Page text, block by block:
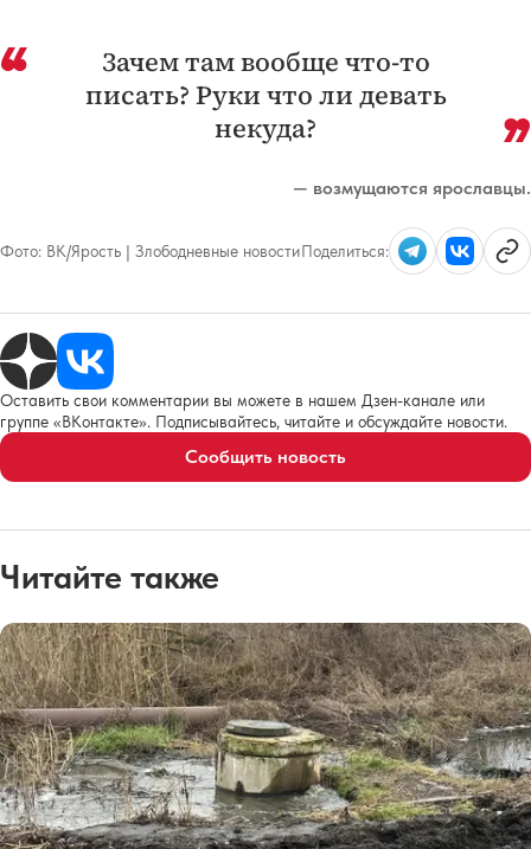
Зачем там вообще что-то
писать? Руки что ли девать
некуда?
— возмущаются ярославцы.
Фото: ВК/Ярость | Злободневные новостиПоделиться:
Оставить свои комментарии вы можете в нашем Дзен-канале или
группе «ВКонтакте». Подписывайтесь, читайте и обсуждайте новости.
Сообщить новость
Читайте также